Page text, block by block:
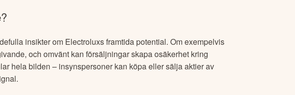
insikter om Electroluxs framtida potential. Om exempelvis
och omvänt kan försäljningar skapa osäkerhet kring
hela bilden – insynspersoner kan köpa eller sälja aktier av